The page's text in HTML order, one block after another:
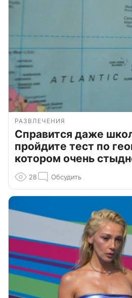
РАЗВЛЕЧЕНИЯ
Справится даже
пройдите тест по
котором очень
28 Обсудить